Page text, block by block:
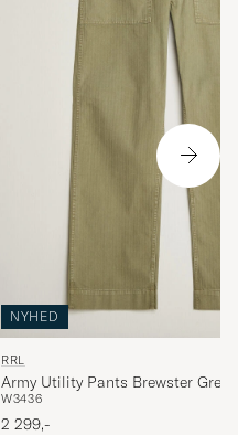
NYHED
RRL
Army Utility Pants Brewster Green
W3436
2 299,-